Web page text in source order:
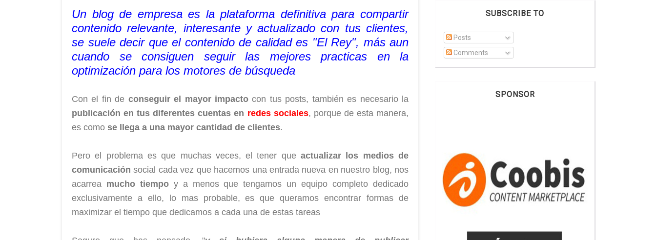
Un blog de empresa es la plataforma definitiva para compartir
contenido relevante, interesante y actualizado con tus clientes,
se suele decir que el contenido de calidad es "El Rey", más aun
cuando se consiguen seguir las mejores practicas en la
optimización para los motores de búsqueda
Con el fin de conseguir el mayor impacto con tus posts, también es necesario la
publicación en tus diferentes cuentas en redes sociales, porque de esta manera,
es como se llega a una mayor cantidad de clientes.
Pero el problema es que muchas veces, el tener queactualizar los medios de
comunicación social cada vez que hacemos una entrada nueva en nuestro blog, nos
acarrea mucho tiempoy a menos que tengamos un equipo completo dedicado
exclusivamente a ello, lo mas probable, es que queramos encontrar formas de
maximizar el tiempo que dedicamos a cada una de estas tareas
SUBSCRIBE TO
Posts
Comments
SPONSOR